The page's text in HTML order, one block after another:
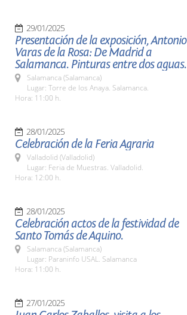
29/01/2025
Presentación de la exposición, Antonio
Varas de la Rosa: De Madrid a
Salamanca. Pinturas entre dos aguas.
Salamanca (Salamanca)
Lugar: Torre de los Anaya. Salamanca.
Hora: 11:00 h.
28/01/2025
Celebración de la Feria Agraria
Valladolid (Valladolid)
Lugar: Feria de Muestras. Valladolid.
Hora: 12:00 h.
28/01/2025
Celebración actos de la festividad de
Santo Tomás de Aquino.
Salamanca (Salamanca)
Lugar: Paraninfo USAL. Salamanca
Hora: 11:00 h.
27/01/2025